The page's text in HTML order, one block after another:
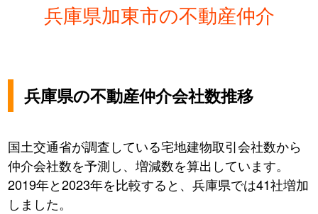
兵庫県加東市の不動産仲介
兵庫県の不動産仲介会社数推移
国土交通省が調査している宅地建物取引会社数から
仲介会社数を予測し、増減数を算出しています。
2019年と2023年を比較すると、兵庫県では41社増加
しました。